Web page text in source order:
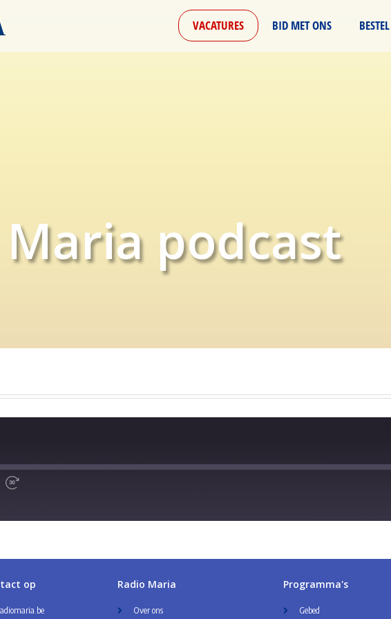
VACATURES BID MET ONS BESTEL
podcast
op Radio Maria
Over ons
Programma's
Gebed